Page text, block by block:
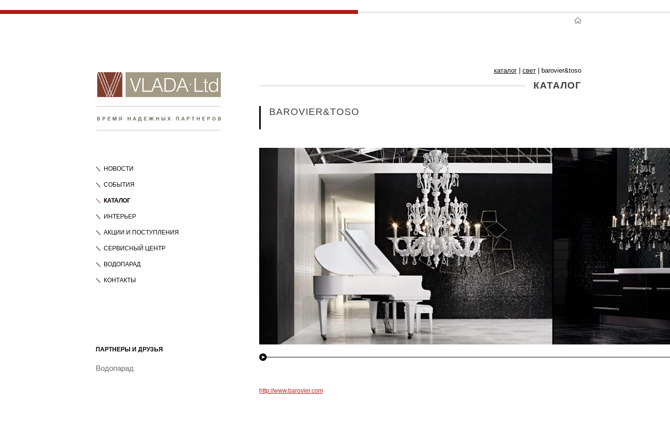
НОВОСТИ
СОБЫТИЯ
КАТАЛОГ
ИНТЕРЬЕР
АКЦИИ И ПОСТУПЛЕНИЯ
СЕРВИСНЫЙ ЦЕНТР
ВОДОПАРАД
КОНТАКТЫ
ПАРТНЕРЫ И ДРУЗЬЯ
Водопарад
каталог| свет| barovier&toso
КАТАЛОГ
BAROVIER&TOSO
http://www.barovier.com